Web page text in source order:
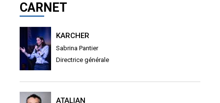
CARNET
KARCHER
Sabrina Pantier
Directrice générale
ATALIAN